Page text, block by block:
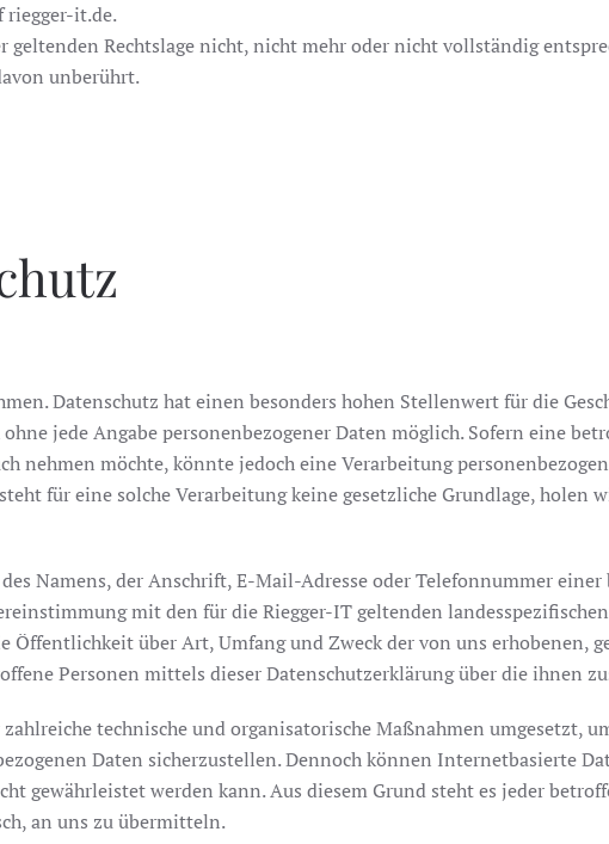
riegger-it.de.
geltenden Rechtslage nicht, nicht mehr oder nicht vollständig
unberührt.
Datenschutz hat einen besonders hohen Stellenwert für die
jede Angabe personenbezogener Daten möglich. Sofern eine
nehmen möchte, könnte jedoch eine Verarbeitung
für eine solche Verarbeitung keine gesetzliche Grundlage, holen
Namens, der Anschrift, E-Mail-Adresse oder Telefonnummer
mit den für die Riegger-IT geltenden
Öffentlichkeit über Art, Umfang und Zweck der von uns erhobenen,
Personen mittels dieser Datenschutzerklärung über die ihnen
technische und organisatorische Maßnahmen umgesetzt,
Daten sicherzustellen. Dennoch können Internetbasierte
gewährleistet werden kann. Aus diesem Grund steht es jeder
an uns zu übermitteln.